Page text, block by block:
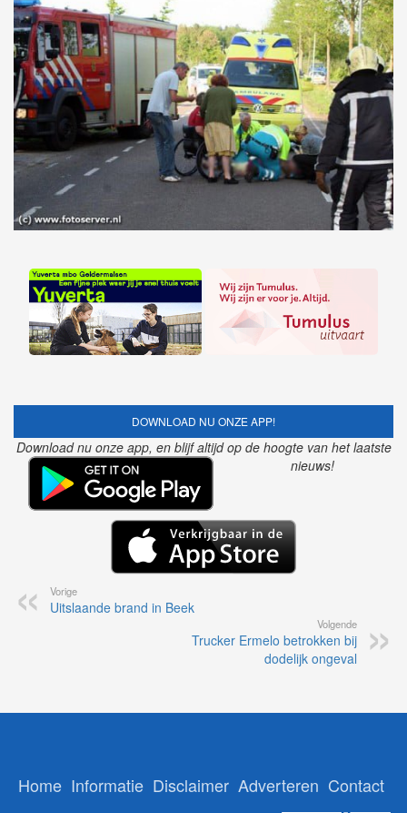
DOWNLOAD NU ONZE APP!
Download nu onze app, en blijf altijd op de hoogte van het laatste
nieuws!
Vorige
Uitslaande brand in Beek
Volgende
Trucker Ermelo betrokken bij
dodelijk ongeval
Home Informatie Disclaimer Adverteren Contact